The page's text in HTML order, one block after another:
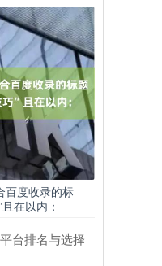
百度收录的标
在以内：
台排名与选择